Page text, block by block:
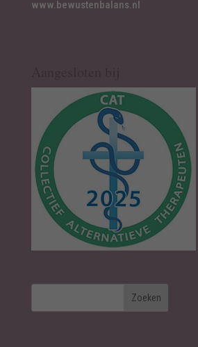
www.bewustenbalans.nl